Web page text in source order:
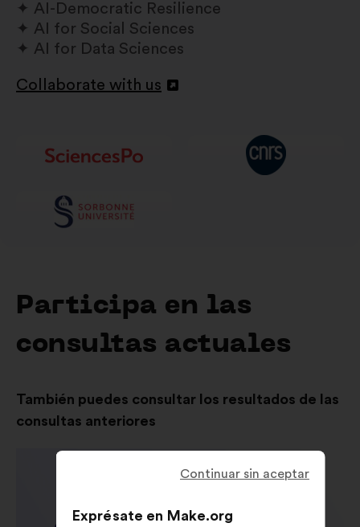
AI-Democratic Resilience
AI for Social Sciences
AI for Data Sciences
Collaborate with us
Abrir
nueva
Participa en las
consultas actuales
También puedes consultar los resultados de las
consultas anteriores
Continuar sin aceptar
Exprésate en Make.org